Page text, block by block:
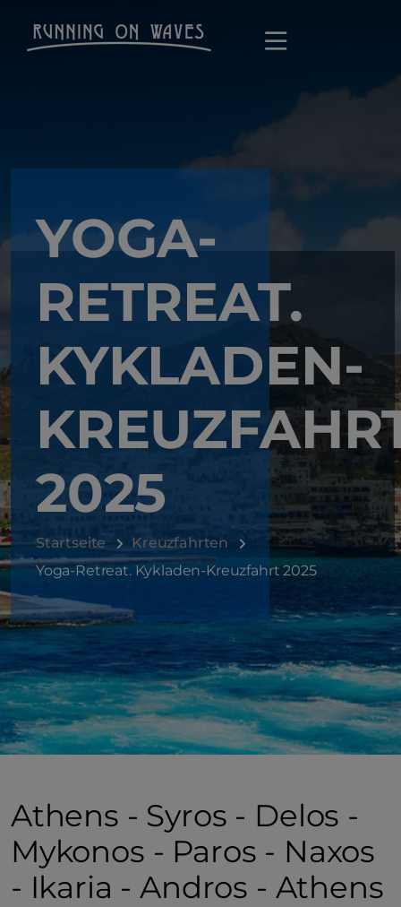
YOGA-
RETREAT.
KYKLADEN-
2025
Startseite
Kreuzfahrten
Yoga-Retreat. Kykladen-Kreuzfahrt 2025
Athens - Syros - Delos -
Mykonos - Paros - Naxos
- Ikaria - Andros - Athens